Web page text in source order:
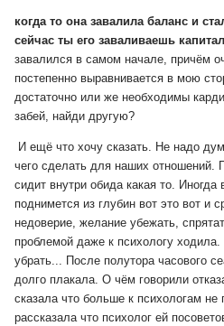
когда то она завалила баланс и
сейчас ты его заваливаешь
завалился в самом начале, причём
постепенно выравнивается в мою
достаточно или же необходимы
забей, найди другую?
И ещё что хочу сказать. Не надо
чего сделать для наших отношений.
сидит внутри обида какая то.
поднимется из глубин вот это вот и
недоверие, желание убежать,
проблемой даже к психологу
убрать... После полутора часового
долго плакала. О чём говорили
сказала что больше к психологам
рассказала что психолог ей